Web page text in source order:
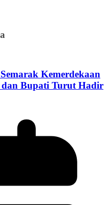
Kemerdekaan
dan Bupati Turut Hadir